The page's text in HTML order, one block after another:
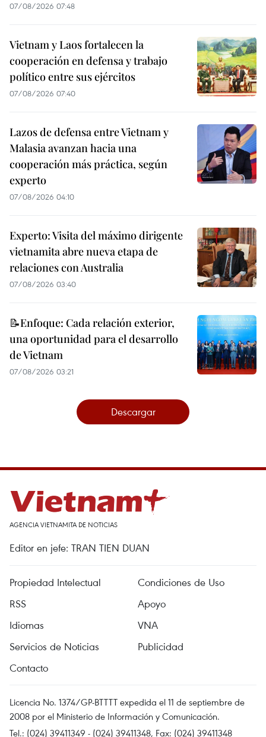
07/08/2026 07:48
Vietnam y Laos fortalecen la
cooperación en defensa y trabajo
político entre sus ejércitos
07/08/2026 07:40
Lazos de defensa entre Vietnam y
Malasia avanzan hacia una
cooperación más práctica, según
experto
07/08/2026 04:10
Experto: Visita del máximo dirigente
vietnamita abre nueva etapa de
relaciones con Australia
07/08/2026 03:40
📝Enfoque: Cada relación exterior,
una oportunidad para el desarrollo
de Vietnam
07/08/2026 03:21
Descargar
AGENCIA VIETNAMITA DE NOTICIAS
Editor en jefe: TRAN TIEN DUAN
Propiedad Intelectual
Condiciones de Uso
RSS
Apoyo
Idiomas
VNA
Servicios de Noticias
Publicidad
Contacto
Licencia No. 1374/GP-BTTTT expedida el 11 de septiembre de
2008 por el Ministerio de Información y Comunicación.
Tel.: (024) 39411349 - (024) 39411348, Fax: (024) 39411348